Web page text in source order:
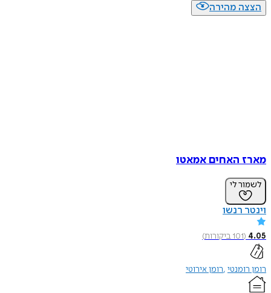
הצצה מהירה
מארז האחים אמאטו
לשמור לי
וינטר רנשו
4.05
(
101ביקורות)
רומן רומנטי רומן אירוטי